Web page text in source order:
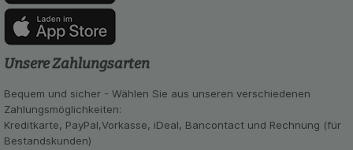
Unsere Zahlungsarten
Bequem und sicher - Wählen Sie aus unseren verschiedenen
Zahlungsmöglichkeiten:
Kreditkarte, PayPal,Vorkasse, iDeal, Bancontact und Rechnung (für
Bestandskunden)